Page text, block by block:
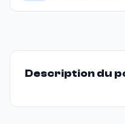
Description du